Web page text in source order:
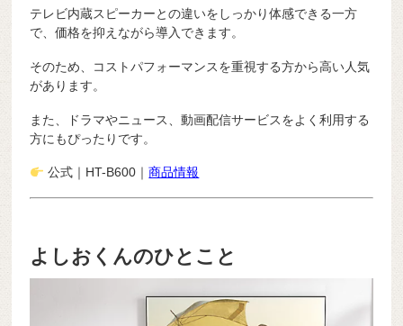
テレビ内蔵スピーカーとの違いをしっかり体感できる一方
で、価格を抑えながら導入できます。
そのため、コストパフォーマンスを重視する方から高い人気
があります。
また、ドラマやニュース、動画配信サービスをよく利用する
方にもぴったりです。
公式｜ HT-B600｜商品情報
よしおくんのひとこと